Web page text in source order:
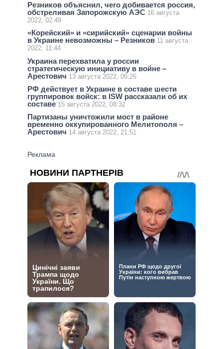
Резников объяснил, чего добивается россия,
обстреливая Запорожскую АЭС 16 августа
2022, 02:49
«Корейский» и «сирийский» сценарии войны
в Украине невозможны – Резников 11 августа
2022, 11:44
Украина перехватила у россии
стратегическую инициативу в войне –
Арестович 13 августа 2022, 05:26
РФ действует в Украине в составе шести
группировок войск: в ISW рассказали об их
составе 15 августа 2022, 08:32
Партизаны уничтожили мост в районе
временно оккупированного Мелитополя –
Арестович 14 августа 2022, 21:51